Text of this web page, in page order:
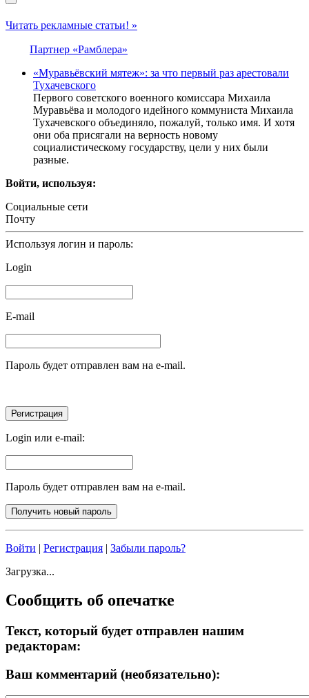
Читать рекламные статьи! »
Партнер «Рамблера»
«Муравьёвский мятеж»: за что первый раз арестовали
Тухачевского
Первого советского военного комиссара Михаила
Муравьёва и молодого идейного коммуниста Михаила
Тухачевского объединяло, пожалуй, только имя. И хотя
они оба присягали на верность новому
социалистическому государству, цели у них были
разные.
Войти, используя:
Социальные сети
Почту
Используя логин и пароль:
Login
E-mail
Пароль будет отправлен вам на e-mail.
Login или e-mail:
Пароль будет отправлен вам на e-mail.
Войти | Регистрация | Забыли пароль?
Загрузка...
Сообщить об опечатке
Текст, который будет отправлен нашим
редакторам:
Ваш комментарий (необязательно):